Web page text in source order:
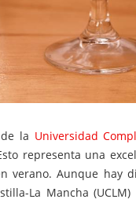
la Universidad
representa una
verano. Aunque hay
La Mancha